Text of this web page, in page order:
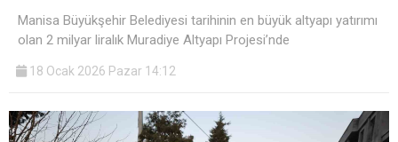
Manisa Büyükşehir Belediyesi tarihinin en büyük altyapı yatırımı
olan 2 milyar liralık Muradiye Altyapı Projesi’nde
18 Ocak 2026 Pazar 14:12